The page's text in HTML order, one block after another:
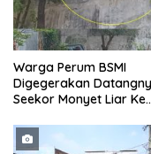
Warga Perum BSMI
Digegerakan Datangnya
Seekor Monyet Liar Ke